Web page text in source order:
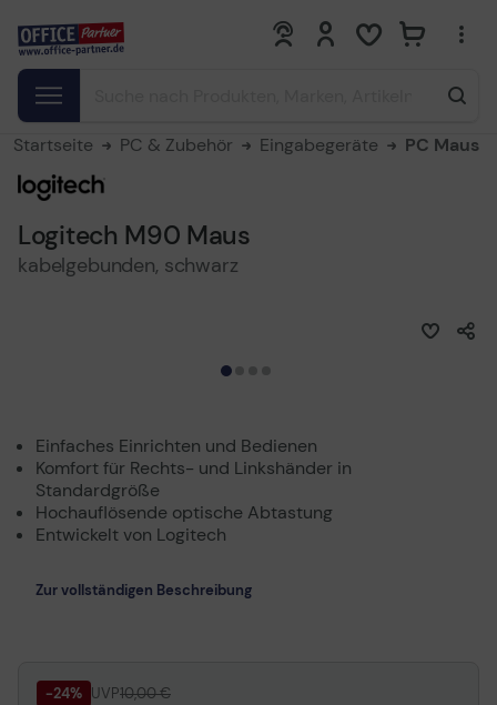
0 0
Startseite PC & Zubehör Eingabegeräte PC Maus
Logitech M90 Maus
kabelgebunden, schwarz
Einfaches Einrichten und Bedienen
Komfort für Rechts- und Linkshänder in
Standardgröße
Hochauflösende optische Abtastung
Entwickelt von Logitech
Zur vollständigen Beschreibung
-24% UVP10,00 €